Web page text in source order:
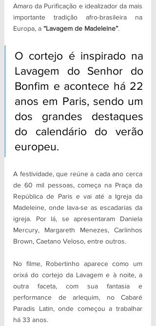
Amaro da Purificação e idealizador da mais
importante tradição afro-brasileira na
Europa, a “Lavagem de Madeleine”.
O cortejo é inspirado na
Lavagem do Senhor do
Bonfim e acontece há 22
anos em Paris, sendo um
dos grandes destaques
do calendário do verão
europeu.
A festividade, que reúne a cada ano cerca
de 60 mil pessoas, começa na Praça da
República de Paris e vai até a Igreja da
Madeleine, onde lava-se as escadarias da
igreja. Por lá, se apresentaram Daniela
Mercury, Margareth Menezes, Carlinhos
Brown, Caetano Veloso, entre outros.
No filme, Robertinho aparece como um
orixá do cortejo da Lavagem e à noite, a
outra faceta, com sua fantasia e
performance de arlequim, no Cabaré
Paradis Latin, onde começou a trabalhar
há 33 anos.